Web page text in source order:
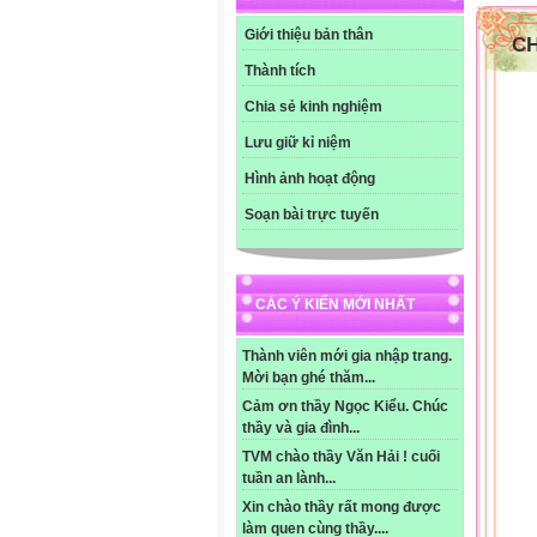
Giới thiệu bản thân
Thành tích
Chia sẻ kinh nghiệm
Lưu giữ kỉ niệm
Hình ảnh hoạt động
Soạn bài trực tuyến
CÁC Ý KIẾN MỚI NHẤT
Thành viên mới gia nhập trang.
Mời bạn ghé thăm...
Cảm ơn thầy Ngọc Kiểu. Chúc
thầy và gia đình...
TVM chào thầy Văn Hải ! cuối
tuần an lành...
Xin chào thầy rất mong được
làm quen cùng thầy....
-
*
+
-
-
-
-
-